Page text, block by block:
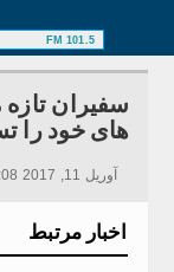
101.5 FM
سفیران
های خود را
آوریل 11, 2017 12:08, 981 بازدید ها
اخبار مرتبط